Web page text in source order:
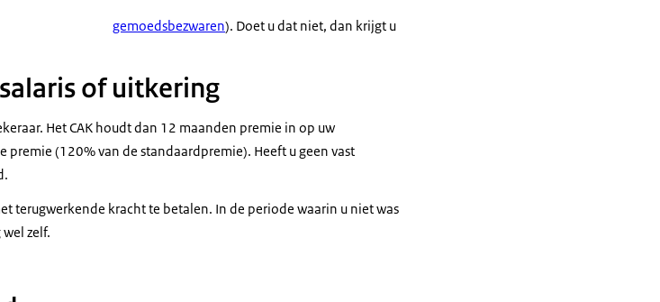
gemoedsbezwaren). Doet u dat niet, dan krijgt u
of uitkering
Het CAK houdt dan 12 maanden premie in op uw
(120% van de standaardpremie). Heeft u geen vast
terugwerkende kracht te betalen. In de periode waarin u niet was
zelf.